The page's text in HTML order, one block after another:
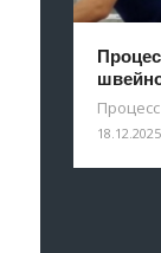
18.12.2025